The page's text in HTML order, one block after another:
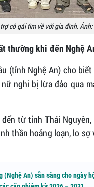
cô gái tìm về với gia đình.
thường khi đến Nghệ
(tỉnh Nghệ An) cho
nghi bị lừa đảo qua
từ tỉnh Thái
thần hoảng loạn, lo sợ
(Nghệ An) sẵn sàng cho ngày